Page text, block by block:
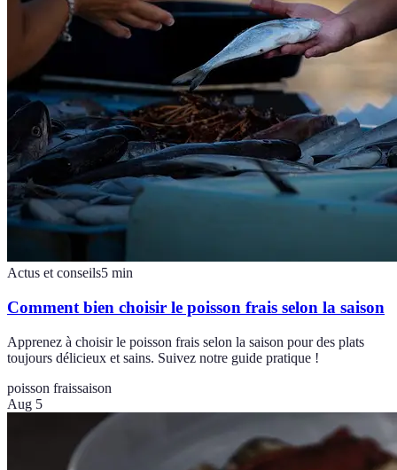
Actus et conseils5 min
Comment bien choisir le poisson frais selon la saison
Apprenez à choisir le poisson frais selon la saison pour des plats
toujours délicieux et sains. Suivez notre guide pratique !
poisson fraissaison
Aug 5